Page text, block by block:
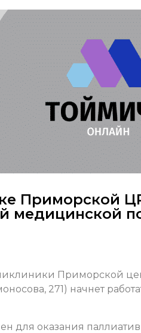
Приморской
медицинской
Приморской
271) начнет
для оказания